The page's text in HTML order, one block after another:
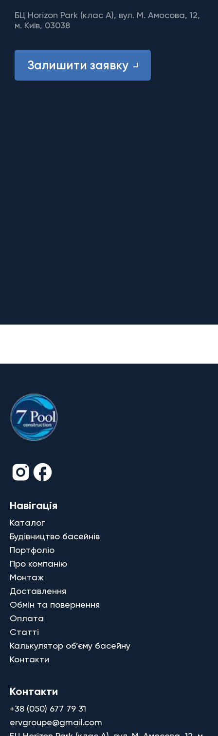
БЦ Horizon Park (клас A), вул. М. Амосова, 12,
м. Київ, 03038
Залишити заявку
Навігація
Каталог
Будівництво басейнів
Портфоліо
Про компанію
Монтаж
Доставлення
Обмін та повернення
Оплата
Статті
Калькулятор об’єму басейну
Контакти
Контакти
+38 (050) 677 79 31
ervgroupe@gmail.com